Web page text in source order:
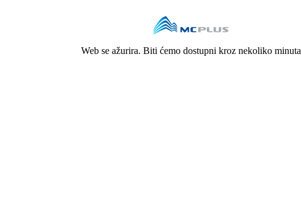
Web se ažurira. Biti ćemo dostupni kroz nekoliko minuta